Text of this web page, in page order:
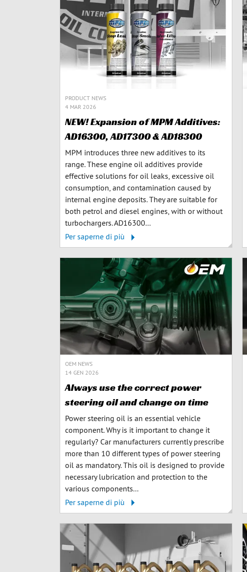
PRODUCT NEWS
4 MAR 2026
NEW! Expansion of MPM Additives:
AD16300, AD17300 & AD18300
MPM introduces three new additives to its
range. These engine oil additives provide
effective solutions for oil leaks, excessive oil
consumption, and contamination caused by
internal engine deposits. They are suitable for
both petrol and diesel engines, with or without
turbochargers. AD16300...
Per saperne di più
OEM NEWS
14 GEN 2026
Always use the correct power
steering oil and change on time
Power steering oil is an essential vehicle
component. Why is it important to change it
regularly? Car manufacturers currently prescribe
more than 10 different types of power steering
oil as mandatory. This oil is designed to provide
necessary lubrication and protection to the
various components...
Per saperne di più